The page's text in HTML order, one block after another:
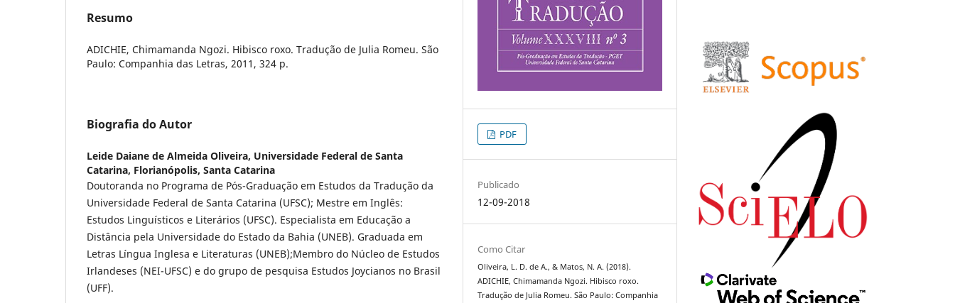
Resumo
ADICHIE, Chimamanda Ngozi. Hibisco roxo. Tradução de Julia Romeu. São
Paulo: Companhia das Letras, 2011, 324 p.
Biografia do Autor
Leide Daiane de Almeida Oliveira, Universidade Federal de Santa
Catarina, Florianópolis, Santa Catarina
Doutoranda no Programa de Pós-Graduação em Estudos da Tradução da
Universidade Federal de Santa Catarina (UFSC); Mestre em Inglês:
Estudos Linguísticos e Literários (UFSC). Especialista em Educação a
Distância pela Universidade do Estado da Bahia (UNEB). Graduada em
Letras Língua Inglesa e Literaturas (UNEB);Membro do Núcleo de Estudos
Irlandeses (NEI-UFSC) e do grupo de pesquisa Estudos Joycianos no Brasil
(UFF).
PDF
Publicado
12-09-2018
Como Citar
Oliveira, L. D. de A., & Matos, N. A. (2018).
ADICHIE, Chimamanda Ngozi. Hibisco roxo.
Tradução de Julia Romeu. São Paulo: Companhia